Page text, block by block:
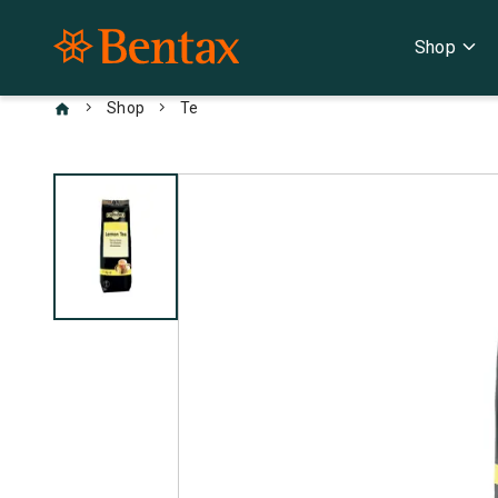
Shop expand_more
chevron_right Shop chevron_right Te